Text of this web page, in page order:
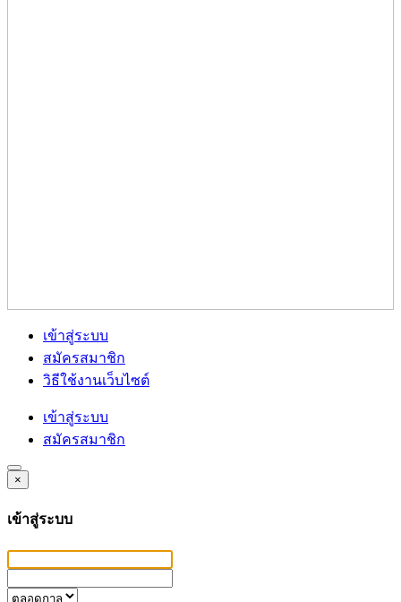
เข้าสู่ระบบ
สมัครสมาชิก
วิธีใช้งานเว็บไซต์
เข้าสู่ระบบ
สมัครสมาชิก
×
เข้าสู่ระบบ